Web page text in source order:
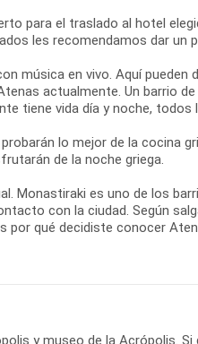
para el traslado al hotel
les recomendamos dar un
música en vivo. Aquí pueden
actualmente. Un barrio
tiene vida día y noche, todos
lo mejor de la cocina
de la noche griega.
Monastiraki es uno de los
con la ciudad. Según
por qué decidiste conocer
y museo de la Acrópolis.